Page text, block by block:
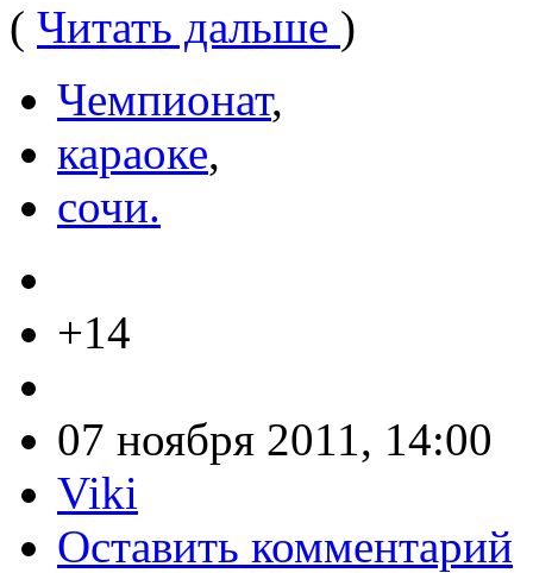
( Читать дальше )
Чемпионат,
караоке,
сочи.
+14
07 ноября 2011, 14:00
Viki
Оставить комментарий